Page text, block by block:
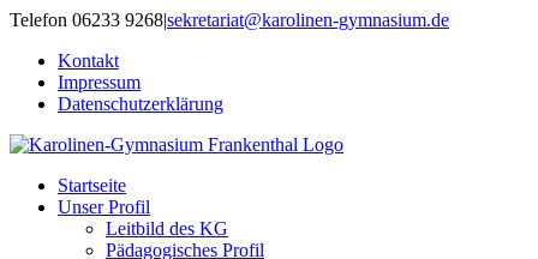
Zum
springen
Telefon 06233 9268|sekretariat@karolinen-gymnasium.de
Kontakt
Impressum
Datenschutzerklärung
Startseite
Unser Profil
Leitbild des KG
Pädagogisches Profil